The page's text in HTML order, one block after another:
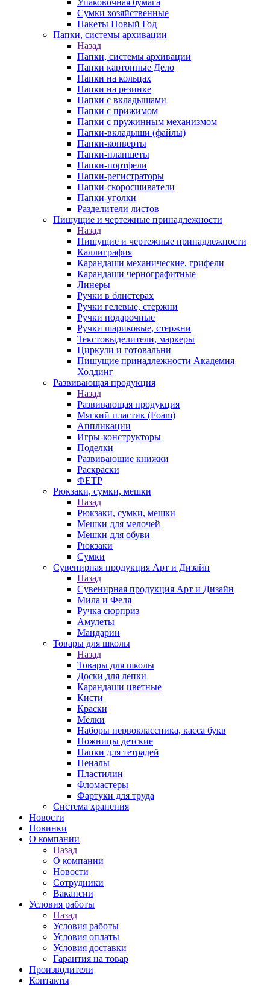
Упаковочная бумага
Сумки хозяйственные
Пакеты Новый Год
Папки, системы архивации
Назад
Папки, системы архивации
Папки картонные Дело
Папки на кольцах
Папки на резинке
Папки с вкладышами
Папки с прижимом
Папки с пружинным механизмом
Папки-вкладыши (файлы)
Папки-конверты
Папки-планшеты
Папки-портфели
Папки-регистраторы
Папки-скоросшиватели
Папки-уголки
Разделители листов
Пишущие и чертежные принадлежности
Назад
Пишущие и чертежные принадлежности
Каллиграфия
Карандаши механические, грифели
Карандаши чернографитные
Линеры
Ручки в блистерах
Ручки гелевые, стержни
Ручки подарочные
Ручки шариковые, стержни
Текстовыделители, маркеры
Циркули и готовальни
Пишущие принадлежности Академия
Холдинг
Развивающая продукция
Назад
Развивающая продукция
Мягкий пластик (Foam)
Аппликации
Игры-конструкторы
Поделки
Развивающие книжки
Раскраски
ФЕТР
Рюкзаки, сумки, мешки
Назад
Рюкзаки, сумки, мешки
Мешки для мелочей
Мешки для обуви
Рюкзаки
Сумки
Сувенирная продукция Арт и Дизайн
Назад
Сувенирная продукция Арт и Дизайн
Мила и Феля
Ручка сюрприз
Амулеты
Мандарин
Товары для школы
Назад
Товары для школы
Доски для лепки
Карандаши цветные
Кисти
Краски
Мелки
Наборы первоклассника, касса букв
Ножницы детские
Папки для тетрадей
Пеналы
Пластилин
Фломастеры
Фартуки для труда
Система хранения
Новости
Новинки
О компании
Назад
О компании
Новости
Сотрудники
Вакансии
Условия работы
Назад
Условия работы
Условия оплаты
Условия доставки
Гарантия на товар
Производители
Контакты